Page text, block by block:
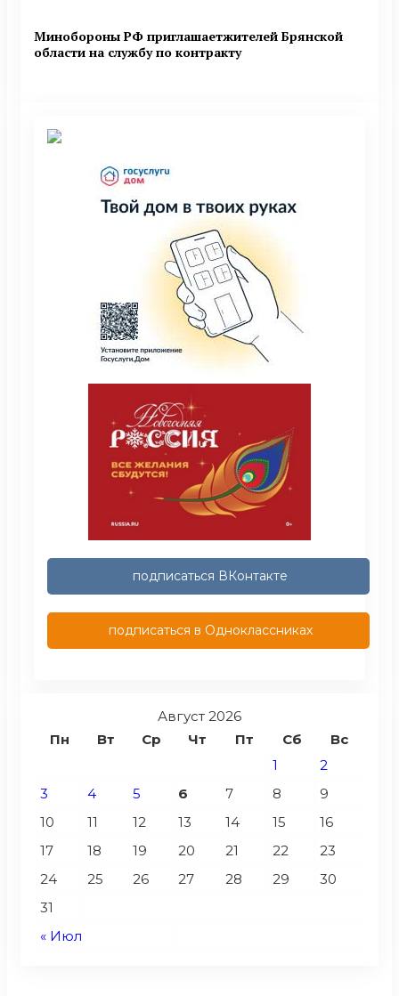
Минобoроны РФ приглaшaетжитeлeй Брянской
области на службу по контракту
подписаться ВКонтакте
подписаться в Одноклассниках
Август 2026
Пн
Вт Ср Чт Пт Сб Вс
« Июл
1
2
3
4 5 6 7 8
9
10
11 12 13 14 15
16
17
18 19 20 21 22
23
24
25 26 27 28 29
30
31